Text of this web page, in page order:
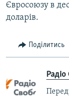
Євросоюзу в
доларів.
Поділитись